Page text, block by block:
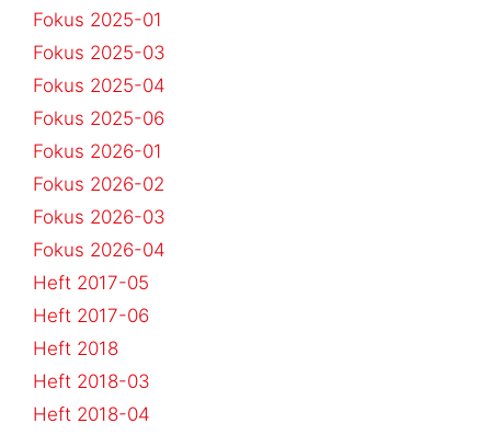
Fokus 2025-01
Fokus 2025-03
Fokus 2025-04
Fokus 2025-06
Fokus 2026-01
Fokus 2026-02
Fokus 2026-03
Fokus 2026-04
Heft 2017-05
Heft 2017-06
Heft 2018
Heft 2018-03
Heft 2018-04